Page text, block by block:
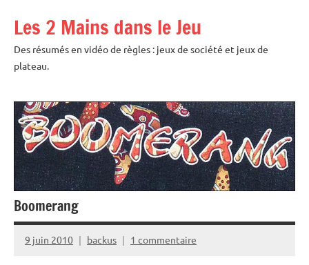
contenu
Les 2 Mains dans le Jeu
Des résumés en vidéo de règles : jeux de société et jeux de
plateau.
Boomerang
9 juin 2010 backus 1 commentaire